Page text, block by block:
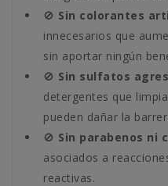
🚫 Sin colorantes
innecesarios que
sin aportar ningún
🚫 Sin sulfatos
detergentes que
pueden dañar la
🚫 Sin parabenos ni
asociados a
reactivas.